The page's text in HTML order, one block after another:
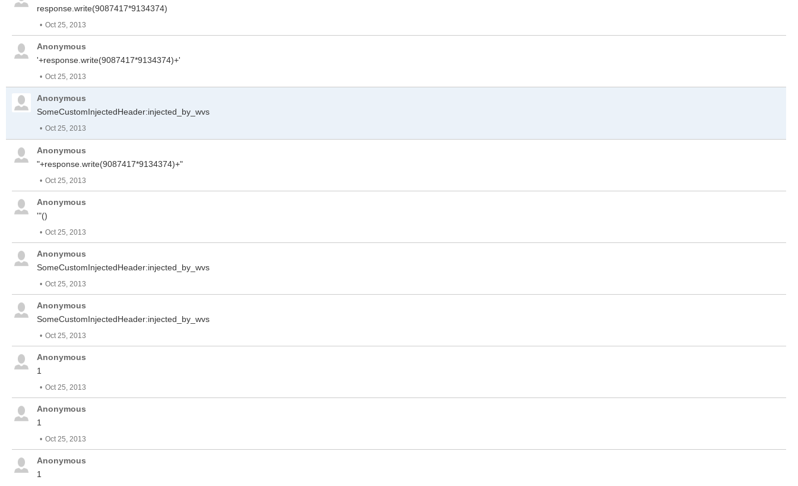
response.write(9087417*9134374)
Oct 25, 2013
Anonymous
'+response.write(9087417*9134374)+'
Oct 25, 2013
Anonymous
SomeCustomInjectedHeader:injected_by_wvs
Oct 25, 2013
Anonymous
"+response.write(9087417*9134374)+"
Oct 25, 2013
Anonymous
'"()
Oct 25, 2013
Anonymous
SomeCustomInjectedHeader:injected_by_wvs
Oct 25, 2013
Anonymous
SomeCustomInjectedHeader:injected_by_wvs
Oct 25, 2013
Anonymous
1
Oct 25, 2013
Anonymous
1
Oct 25, 2013
Anonymous
1